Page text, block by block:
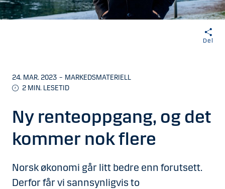
Del
24. MAR. 2023 – MARKEDSMATERIELL
2 MIN. LESETID
Ny renteoppgang, og det
kommer nok flere
Norsk økonomi går litt bedre enn forutsett.
Derfor får vi sannsynligvis to